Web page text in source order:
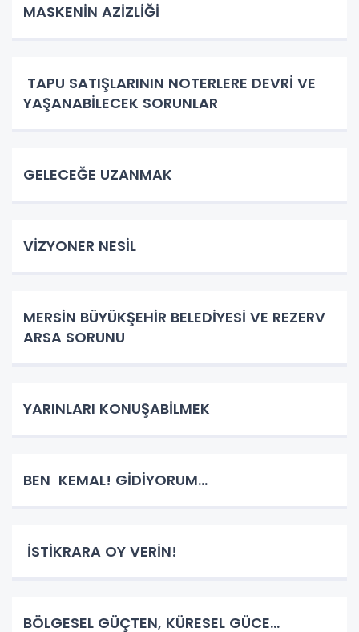
MASKENİN AZİZLİĞİ
TAPU SATIŞLARININ NOTERLERE DEVRİ VE
YAŞANABİLECEK SORUNLAR
GELECEĞE UZANMAK
VİZYONER NESİL
MERSİN BÜYÜKŞEHİR BELEDİYESİ VE REZERV
ARSA SORUNU
YARINLARI KONUŞABİLMEK
BEN KEMAL! GİDİYORUM…
İSTİKRARA OY VERİN!
BÖLGESEL GÜÇTEN, KÜRESEL GÜCE…